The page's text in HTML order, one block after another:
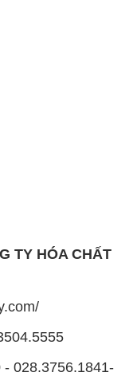
TY HÓA CHẤT
028.3756.1841-